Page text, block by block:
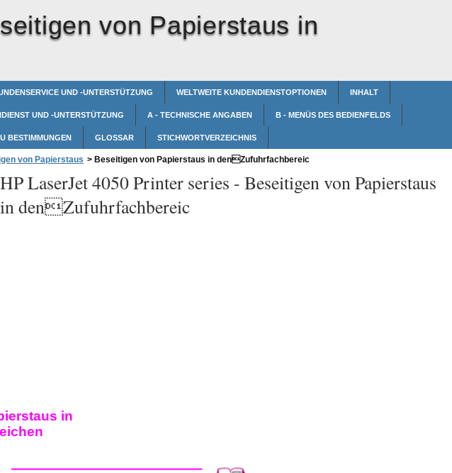
von Papierstaus in
UND -UNTERSTÜTZUNG WELTWEITE KUNDENDIENSTOPTIONEN INHALT
UND -UNTERSTÜTZUNG A - TECHNISCHE ANGABEN B - MENÜS DES BEDIENFELDS
BESTIMMUNGEN GLOSSAR STICHWORTVERZEICHNIS
von Papierstaus > Beseitigen von Papierstaus in denZufuhrfachbereic
HP LaserJet 4050 Printer series - Beseitigen von Papierstaus
in denZufuhrfachbereic
in